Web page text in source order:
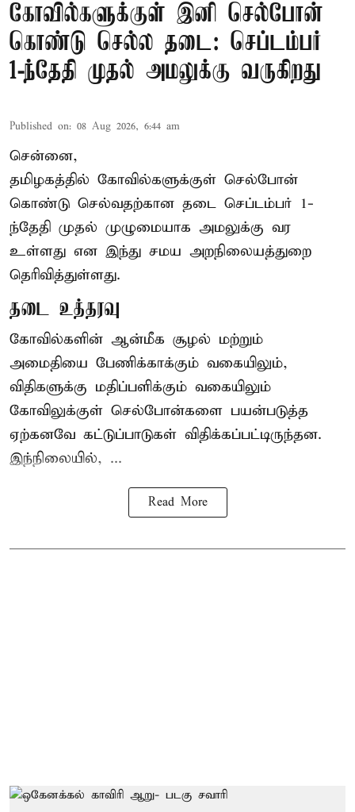
கோவில்களுக்குள் இனி செல்போன்
கொண்டு செல்ல தடை: செப்டம்பர்
1-ந்தேதி முதல் அமலுக்கு வருகிறது
Published on: 08 Aug 2026, 6:44 am
சென்னை,
தமிழகத்தில் கோவில்களுக்குள் செல்போன்
கொண்டு செல்வதற்கான தடை செப்டம்பர் 1-
ந்தேதி முதல் முழுமையாக அமலுக்கு வர
உள்ளது என இந்து சமய அறநிலையத்துறை
தெரிவித்துள்ளது.
தடை உத்தரவு
கோவில்களின் ஆன்மீக சூழல் மற்றும்
அமைதியை பேணிக்காக்கும் வகையிலும்,
விதிகளுக்கு மதிப்பளிக்கும் வகையிலும்
கோவிலுக்குள் செல்போன்களை பயன்படுத்த
ஏற்கனவே கட்டுப்பாடுகள் விதிக்கப்பட்டிருந்தன.
இந்நிலையில், ...
Read More